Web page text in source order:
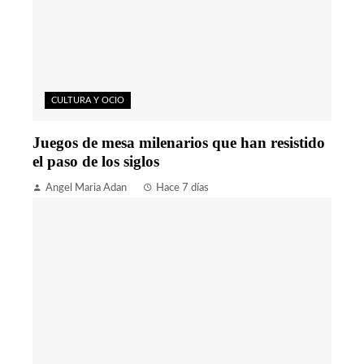
CULTURA Y OCIO
Juegos de mesa milenarios que han resistido
el paso de los siglos
Angel Maria Adan Hace 7 días